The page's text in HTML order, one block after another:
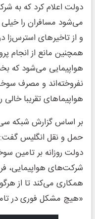
دولت اعلام کرد که به
می‌شود مسافران را خیلی
و از تاخیرهای استرس‌زا
همچنین مانع از انجام
هواپیمایی می‌شود که
نفروخته‌اند و مصرف
هواپیماهای تقریبا
بر اساس گزارش شبکه
حمل و نقل انگلیس گفت:
دولت روزانه بر تامین
شرکت‌های هواپیمایی،
همکاری می‌کند تا از
«هیچ مشکل فوری در